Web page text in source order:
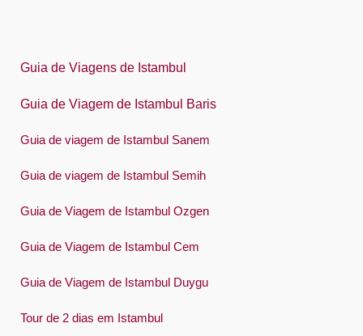
Português
Русский
Español
Swedish
Guia de Viagens de Istambul
Guia de Viagem de Istambul Baris
Guia de viagem de Istambul Sanem
Guia de viagem de Istambul Semih
Guia de Viagem de Istambul Ozgen
Guia de Viagem de Istambul Cem
Guia de Viagem de Istambul Duygu
Tour de 2 dias em Istambul